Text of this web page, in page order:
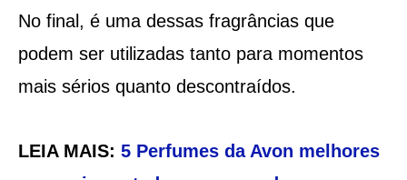
No final, é uma dessas fragrâncias que
podem ser utilizadas tanto para momentos
mais sérios quanto descontraídos.
LEIA MAIS: 5 Perfumes da Avon melhores